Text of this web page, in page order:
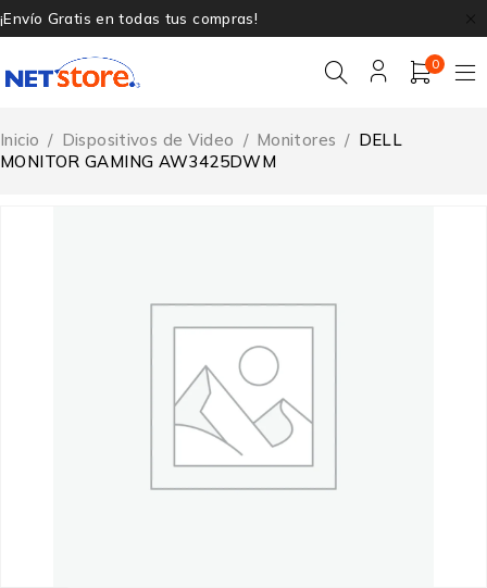
¡Envío Gratis en todas tus compras!
0
Inicio / Dispositivos de Video / Monitores / DELL
MONITOR GAMING AW3425DWM